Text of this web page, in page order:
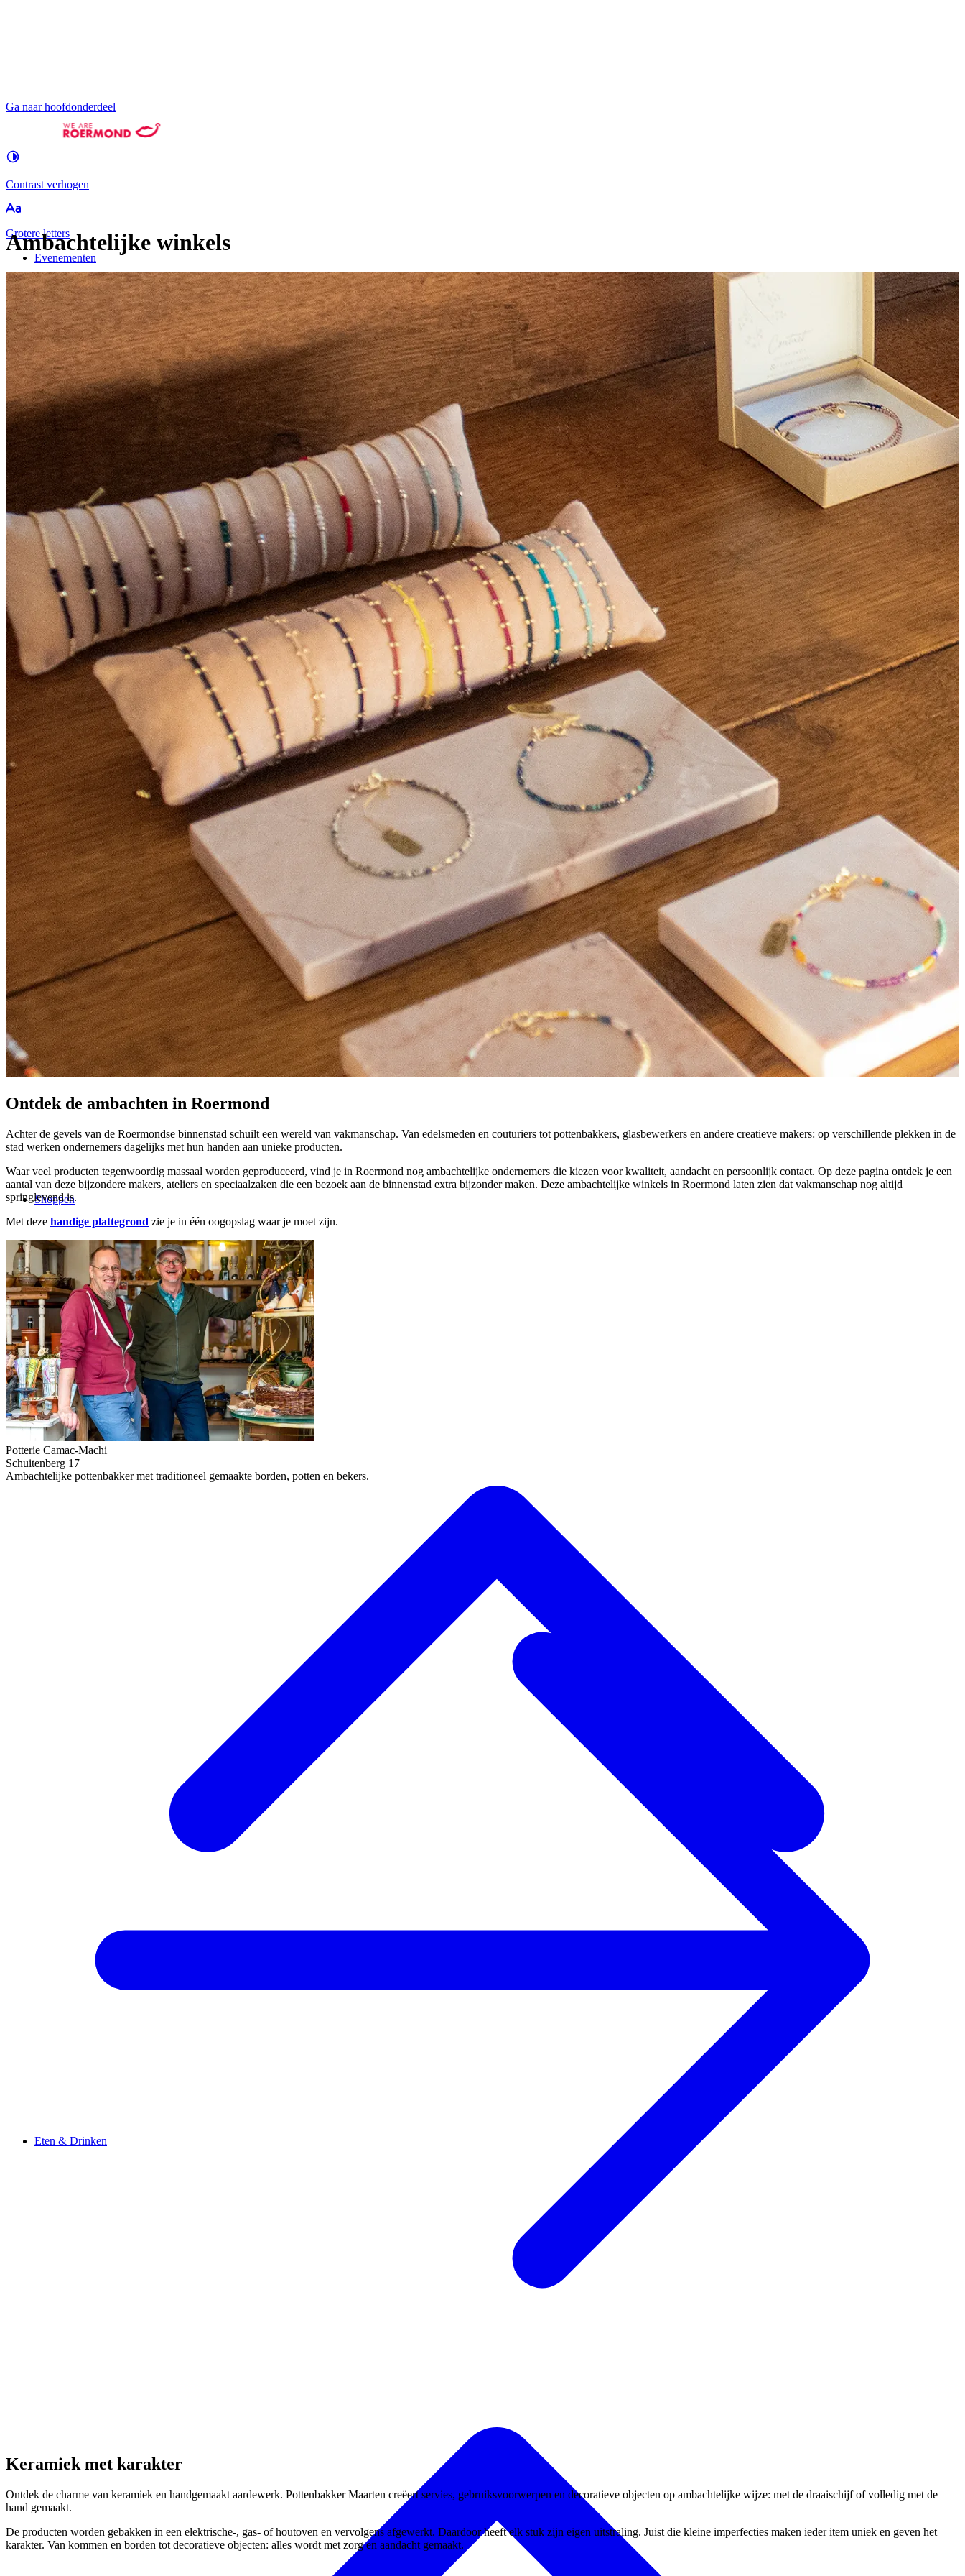
Ga naar hoofdonderdeel
Contrast verhogen
Grotere letters
Evenementen
Shoppen
Eten & Drinken
Ambachtelijke winkels
Ontdek de ambachten in Roermond
Achter de gevels van de Roermondse binnenstad schuilt een wereld van vakmanschap. Van edelsmeden en couturiers tot pottenbakkers, glasbewerkers en andere creatieve makers: op verschillende plekken in de
stad werken ondernemers dagelijks met hun handen aan unieke producten.
Waar veel producten tegenwoordig massaal worden geproduceerd, vind je in Roermond nog ambachtelijke ondernemers die kiezen voor kwaliteit, aandacht en persoonlijk contact. Op deze pagina ontdek je een
aantal van deze bijzondere makers, ateliers en speciaalzaken die een bezoek aan de binnenstad extra bijzonder maken. Deze ambachtelijke winkels in Roermond laten zien dat vakmanschap nog altijd
springlevend is.
Met deze handige plattegrond zie je in één oogopslag waar je moet zijn.
Potterie Camac-Machi
Schuitenberg 17
Ambachtelijke pottenbakker met traditioneel gemaakte borden, potten en bekers.
Keramiek met karakter
Ontdek de charme van keramiek en handgemaakt aardewerk. Pottenbakker Maarten creëert servies, gebruiksvoorwerpen en decoratieve objecten op ambachtelijke wijze: met de draaischijf of volledig met de
hand gemaakt.
De producten worden gebakken in een elektrische-, gas- of houtoven en vervolgens afgewerkt. Daardoor heeft elk stuk zijn eigen uitstraling. Juist die kleine imperfecties maken ieder item uniek en geven het
karakter. Van kommen en borden tot decoratieve objecten: alles wordt met zorg en aandacht gemaakt.